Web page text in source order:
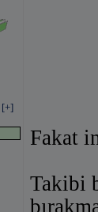
[+]
Fakat
Takibi